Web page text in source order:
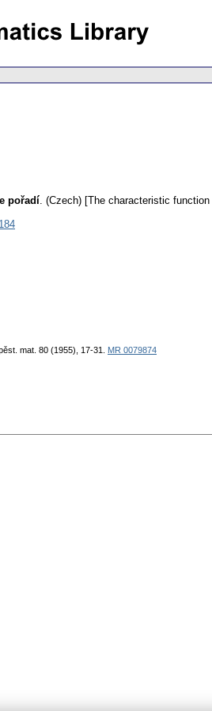
pořadí. (Czech) [The characteristic
mat. 80 (1955), 17-31. MR 0079874